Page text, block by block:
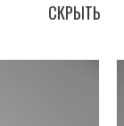
СКРЫТЬ